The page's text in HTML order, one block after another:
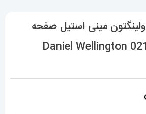
مینی استیل صفحه
بیضی سفید 021556 Daniel Wellington